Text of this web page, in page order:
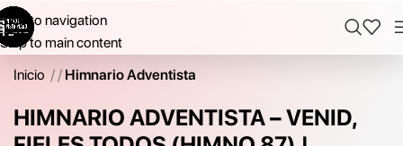
Skip to navigation
Skip to main content
Inicio / Himnario Adventista
HIMNARIO ADVENTISTA – VENID,